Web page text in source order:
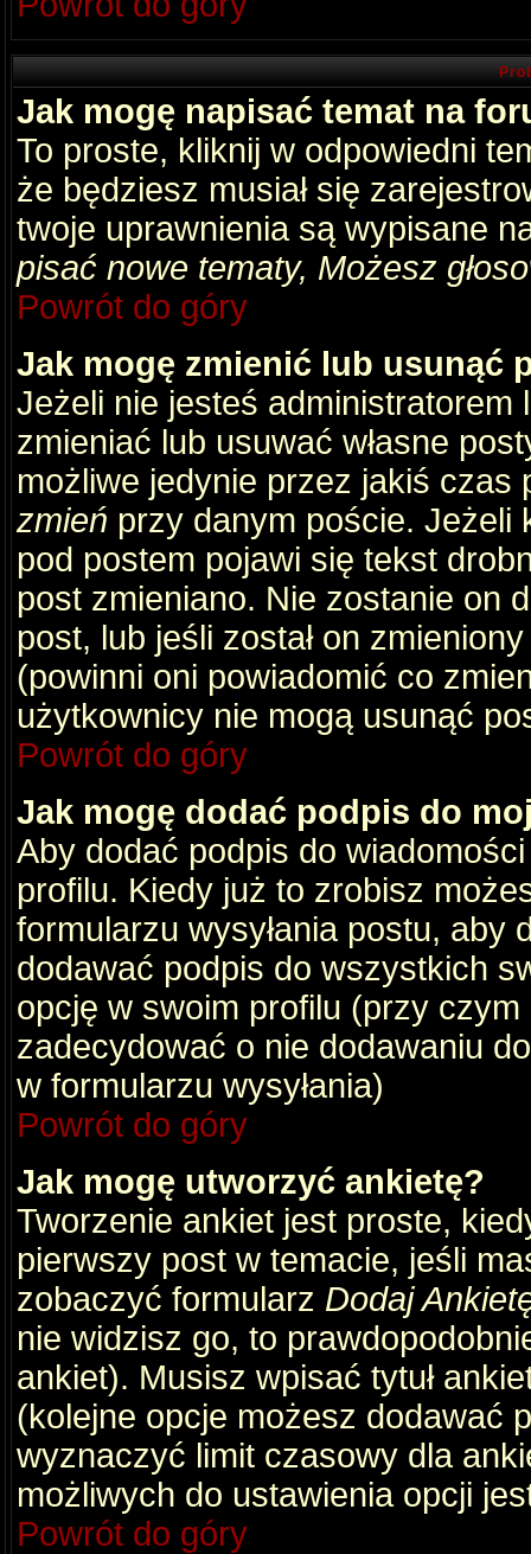
Jak mogę napisać temat na
To proste, kliknij w odpowiedni
że będziesz musiał się
twoje uprawnienia są wypisane
pisać nowe tematy, Możesz
Powrót do góry
Jak mogę zmienić lub usunąć
Jeżeli nie jesteś
zmieniać lub usuwać własne
możliwe jedynie przez jakiś
zmień przy danym poście. Jeżeli
pod postem pojawi się tekst
post zmieniano. Nie zostanie on
post, lub jeśli został on
(powinni oni powiadomić co
użytkownicy nie mogą usunąć
Powrót do góry
Jak mogę dodać podpis do
Aby dodać podpis do
profilu. Kiedy już to zrobisz
formularzu wysyłania postu,
dodawać podpis do wszystkich
opcję w swoim profilu (przy
zadecydować o nie dodawaniu
w formularzu wysyłania)
Powrót do góry
Jak mogę utworzyć ankietę?
Tworzenie ankiet jest proste,
pierwszy post w temacie, jeśli
zobaczyć formularz Dodaj
nie widzisz go, to
ankiet). Musisz wpisać tytuł
(kolejne opcje możesz dodawać
wyznaczyć limit czasowy dla
możliwych do ustawienia opcji
Powrót do góry